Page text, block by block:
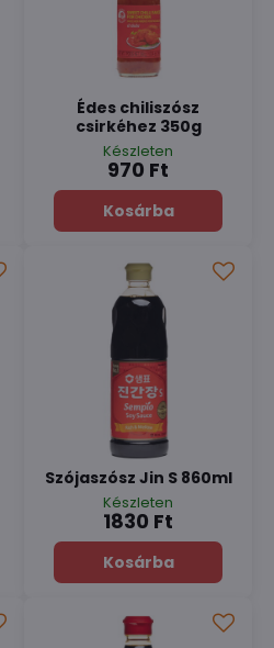
Édes chiliszósz
csirkéhez 350g
Készleten
970 Ft
Kosárba
Szójaszósz Jin S 860ml
Készleten
1830 Ft
Kosárba